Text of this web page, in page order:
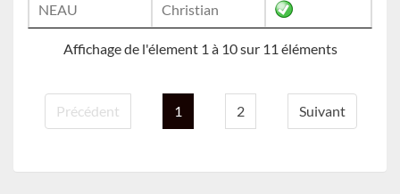
NEAU Christian
Affichage de l'élement 1 à 10 sur 11 éléments
Précédent 1 2 Suivant